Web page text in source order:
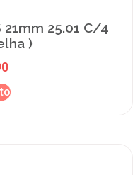
25.01 C/4
)